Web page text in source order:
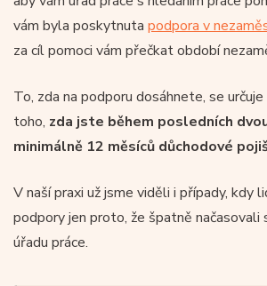
vám byla poskytnuta podpora v
za cíl pomoci vám přečkat období
To, zda na podporu dosáhnete, se
toho, zda jste během posledních
minimálně 12 měsíců důchodové
V naší praxi už jsme viděli i případy, kdy
podpory jen proto, že špatně načasovali
úřadu práce.